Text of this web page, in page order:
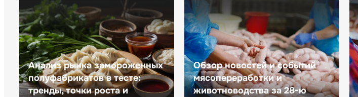
Анализ рынка замороженных
полуфабрикатов в тесте:
тренды, точки роста и
Обзор новостей и событий
мясопереработки и
животноводства за 28-ю